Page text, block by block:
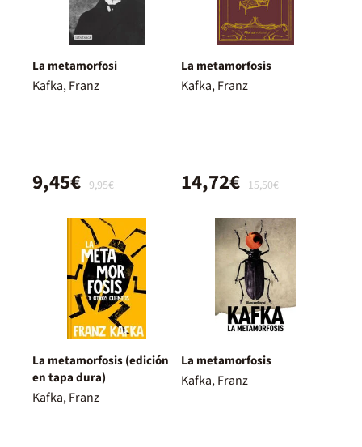
La metamorfosi
Kafka, Franz
9,95€
9,45€
La metamorfosis
Kafka, Franz
15,50€
14,72€
La metamorfosis (edición
en tapa dura)
Kafka, Franz
La metamorfosis
Kafka, Franz